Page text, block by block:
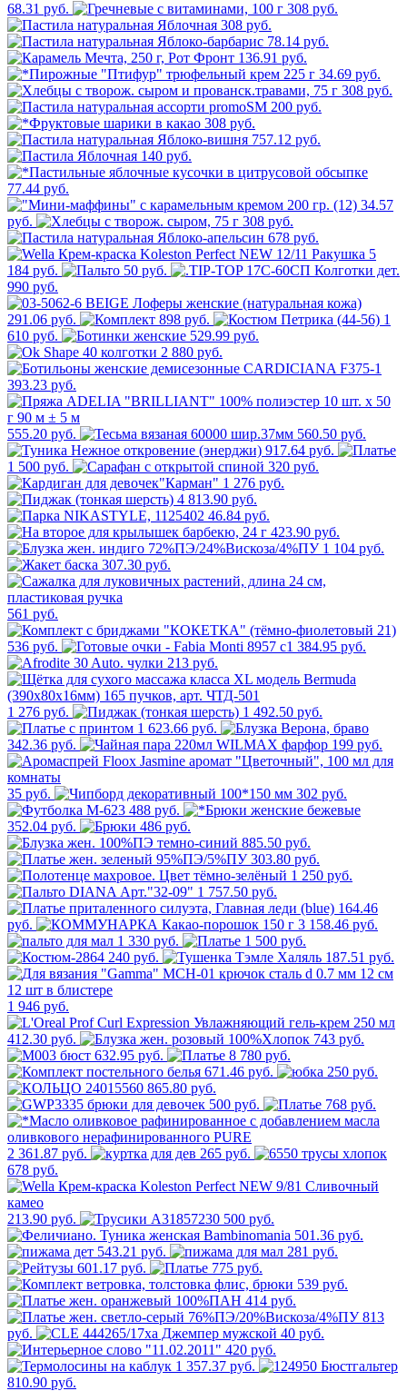
68.31 руб.
308 руб.
308 руб.
78.14 руб.
136.91 руб.
34.69 руб.
308 руб.
200 руб.
308 руб.
757.12 руб.
140 руб.
77.44 руб.
34.57
руб.
308 руб.
678 руб.
5
184 руб.
50 руб.
990 руб.
291.06 руб. 898 руб.
1
610 руб.
529.99 руб.
2 880 руб.
393.23 руб.
555.20 руб.
560.50 руб.
917.64 руб.
1 500 руб.
320 руб.
1 276 руб.
4 813.90 руб.
46.84 руб.
423.90 руб.
1 104 руб.
307.30 руб.
561 руб.
536 руб.
384.95 руб.
213 руб.
1 276 руб.
1 492.50 руб.
1 623.66 руб.
342.36 руб.
199 руб.
35 руб.
302 руб.
488 руб.
352.04 руб.
486 руб.
885.50 руб.
303.80 руб.
1 250 руб.
1 757.50 руб.
164.46
руб.
3 158.46 руб.
1 330 руб.
1 500 руб.
240 руб.
187.51 руб.
1 946 руб.
412.30 руб.
743 руб.
632.95 руб.
8 780 руб.
671.46 руб.
250 руб.
865.80 руб.
500 руб.
768 руб.
2 361.87 руб.
265 руб.
678 руб.
213.90 руб.
500 руб.
501.36 руб.
543.21 руб.
281 руб.
601.17 руб.
775 руб.
539 руб.
414 руб.
813
руб.
40 руб.
420 руб.
1 357.37 руб.
810.90 руб.